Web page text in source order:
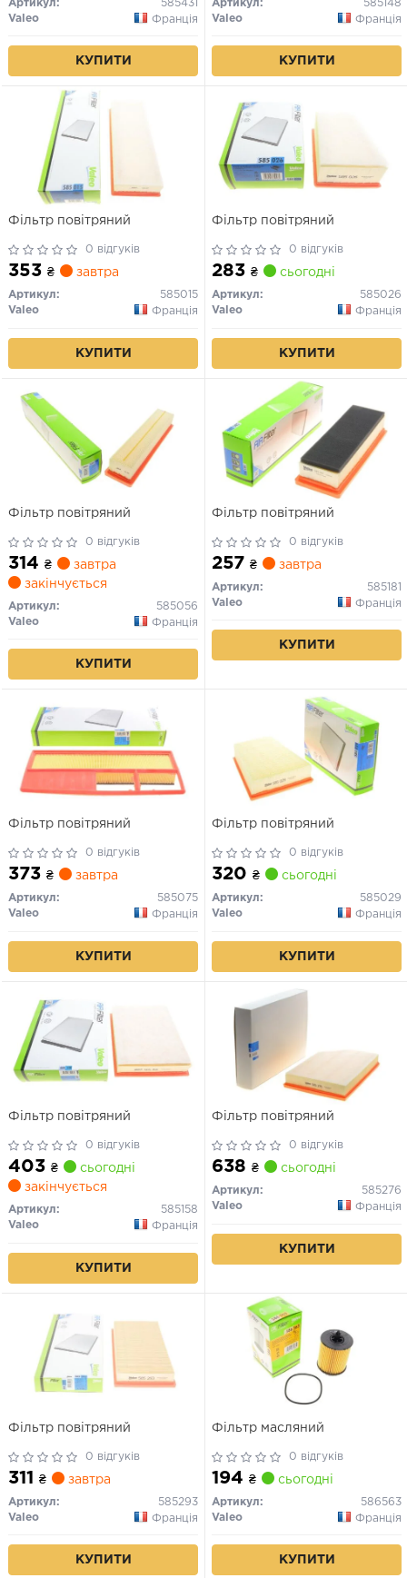
Артикул:
585431
Valeo
Франція
КУПИТИ
Артикул:
585148
Valeo
Франція
КУПИТИ
Фільтр повітряний
0 відгуків
353 ₴ завтра
Артикул:
585015
Valeo
Франція
КУПИТИ
Фільтр повітряний
0 відгуків
283 ₴ сьогодні
Артикул:
585026
Valeo
Франція
КУПИТИ
Фільтр повітряний
0 відгуків
314 ₴
завтра
закінчується
Артикул:
585056
Valeo
Франція
КУПИТИ
Фільтр повітряний
0 відгуків
257 ₴ завтра
Артикул:
585181
Valeo
Франція
КУПИТИ
Фільтр повітряний
0 відгуків
373 ₴ завтра
Артикул:
585075
Valeo
Франція
КУПИТИ
Фільтр повітряний
0 відгуків
320 ₴ сьогодні
Артикул:
585029
Valeo
Франція
КУПИТИ
Фільтр повітряний
0 відгуків
403 ₴
сьогодні
закінчується
Артикул:
585158
Valeo
Франція
КУПИТИ
Фільтр повітряний
0 відгуків
638 ₴ сьогодні
Артикул:
585276
Valeo
Франція
КУПИТИ
Фільтр повітряний
0 відгуків
311 ₴ завтра
Артикул:
585293
Valeo
Франція
КУПИТИ
Фільтр масляний
0 відгуків
194 ₴ сьогодні
Артикул:
586563
Valeo
Франція
КУПИТИ